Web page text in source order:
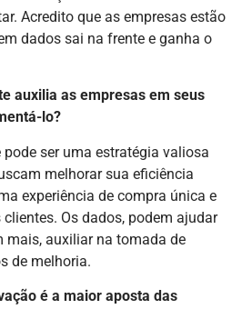
Acredito que as empresas estão
dados sai na frente e ganha o
auxilia as empresas em seus
lo?
pode ser uma estratégia valiosa
melhorar sua eficiência
experiência de compra única e
Os dados, podem ajudar
mais, auxiliar na tomada de
de melhoria.
é a maior aposta das